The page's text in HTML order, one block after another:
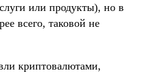
или продукты), но в
всего, таковой не
криптовалютами,